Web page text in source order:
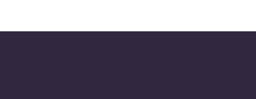
förbättra ditt verktygsförråd? Shoppa nu och upptäck de bästa
På CDON hittar du alltid det bästa av det mesta, och vi strävar